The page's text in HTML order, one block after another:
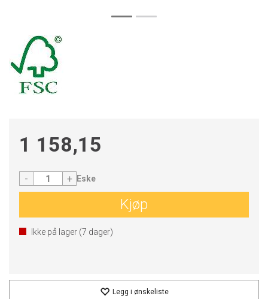
1 158,15
- + Eske
Kjøp
Ikke på lager (7 dager)
Legg i ønskeliste